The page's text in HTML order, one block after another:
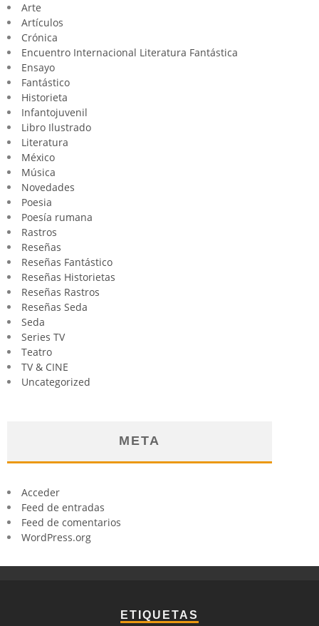
Arte
Artículos
Crónica
Encuentro Internacional Literatura Fantástica
Ensayo
Fantástico
Historieta
Infantojuvenil
Libro Ilustrado
Literatura
México
Música
Novedades
Poesia
Poesía rumana
Rastros
Reseñas
Reseñas Fantástico
Reseñas Historietas
Reseñas Rastros
Reseñas Seda
Seda
Series TV
Teatro
TV & CINE
Uncategorized
META
Acceder
Feed de entradas
Feed de comentarios
WordPress.org
ETIQUETAS